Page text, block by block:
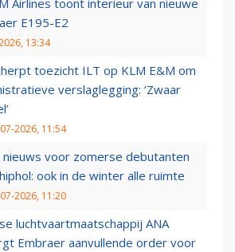
E195-E2
13:34
toezicht ILT op KLM E&M om
verslaglegging: ‘Zwaar
2026, 11:54
nieuws voor zomerse debutanten
ook in de winter alle ruimte
2026, 11:20
luchtvaartmaatschappij ANA
Embraer aanvullende order voor